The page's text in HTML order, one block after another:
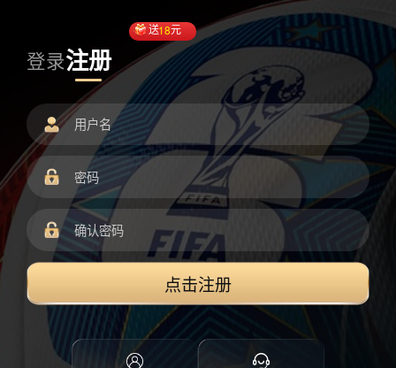
登录注册
送18元
点击注册